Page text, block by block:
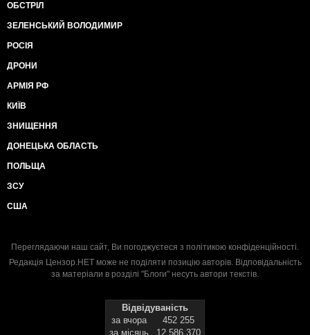
ОБСТРІЛ
ЗЕЛЕНСЬКИЙ ВОЛОДИМИР
РОСІЯ
ДРОНИ
АРМІЯ РФ
КИЇВ
ЗНИЩЕННЯ
ДОНЕЦЬКА ОБЛАСТЬ
ПОЛЬЩА
ЗСУ
США
Переглядаючи наш сайт, Ви погоджуєтеся з політикою конфіденційності.
Редакція Цензор.НЕТ може не поділяти позицію авторів. Відповідальність
за матеріали в розділі "Блоги" несуть автори текстів.
Відвідуваність
за вчора
452 255
за місяць
12 586 370